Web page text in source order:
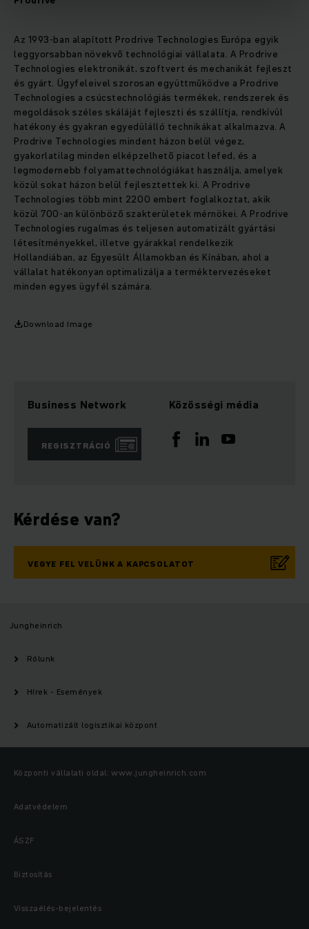
Az 1993-ban alapított Prodrive Technologies Európa egyik
leggyorsabban növekvő technológiai vállalata. A Prodrive
Technologies elektronikát, szoftvert és mechanikát fejleszt
és gyárt. Ügyfeleivel szorosan együttműködve a Prodrive
Technologies a csúcstechnológiás termékek, rendszerek és
megoldások széles skáláját fejleszti és szállítja, rendkívül
hatékony és gyakran egyedülálló technikákat alkalmazva. A
Prodrive Technologies mindent házon belül végez,
gyakorlatilag minden elképzelhető piacot lefed, és a
legmodernebb folyamattechnológiákat használja, amelyek
közül sokat házon belül fejlesztettek ki. A Prodrive
Technologies több mint 2200 embert foglalkoztat, akik
közül 700-an különböző szakterületek mérnökei. A Prodrive
Technologies rugalmas és teljesen automatizált gyártási
létesítményekkel, illetve gyárakkal rendelkezik
Hollandiában, az Egyesült Államokban és Kínában, ahol a
vállalat hatékonyan optimalizálja a terméktervezéseket
minden egyes ügyfél számára.
Download Image
Business Network
REGISZTRÁCIÓ
Közösségi média
Kérdése van?
VEGYE FEL VELÜNK A KAPCSOLATOT
Jungheinrich
Rólunk
Hírek - Események
Automatizált logisztikai központ
Központi vállalati oldal: www.jungheinrich.com
Adatvédelem
ÁSZF
Biztosítás
Visszaélés-bejelentés